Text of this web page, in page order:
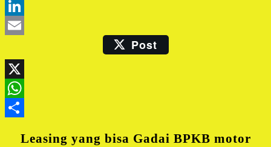
Email Post
Leasing yang bisa Gadai BPKB motor